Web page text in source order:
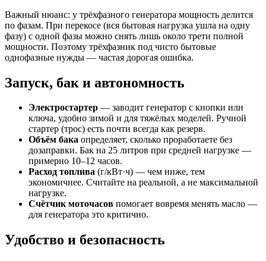
Важный нюанс: у трёхфазного генератора мощность делится
по фазам. При перекосе (вся бытовая нагрузка ушла на одну
фазу) с одной фазы можно снять лишь около трети полной
мощности. Поэтому трёхфазник под чисто бытовые
однофазные нужды — частая дорогая ошибка.
Запуск, бак и автономность
Электростартер — заводит генератор с кнопки или
ключа, удобно зимой и для тяжёлых моделей. Ручной
стартер (трос) есть почти всегда как резерв.
Объём бака определяет, сколько проработаете без
дозаправки. Бак на 25 литров при средней нагрузке —
примерно 10–12 часов.
Расход топлива (г/кВт·ч) — чем ниже, тем
экономичнее. Считайте на реальной, а не максимальной
нагрузке.
Счётчик моточасов помогает вовремя менять масло —
для генератора это критично.
Удобство и безопасность